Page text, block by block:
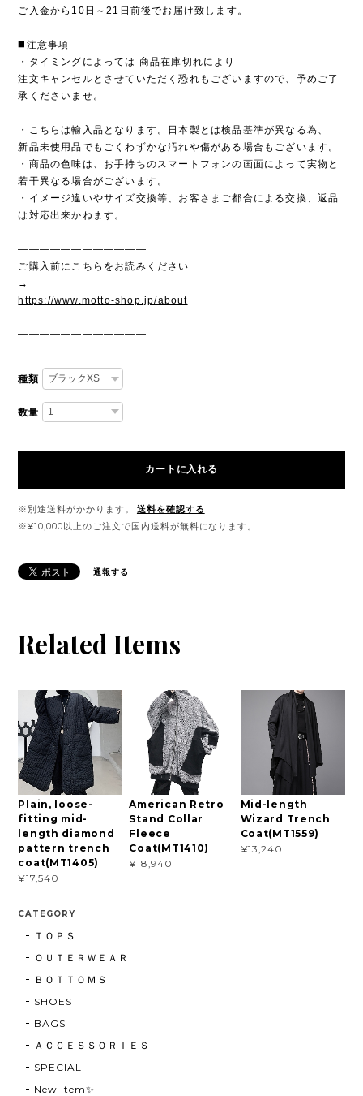
ご入金から10日～21日前後でお届け致します。
◼️注意事項
・タイミングによっては 商品在庫切れにより
注文キャンセルとさせていただく恐れもございますので、予めご了
承くださいませ。
・こちらは輸入品となります。日本製とは検品基準が異なる為、
新品未使用品でもごくわずかな汚れや傷がある場合もございます。
・商品の色味は、お手持ちのスマートフォンの画面によって実物と
若干異なる場合がございます。
・イメージ違いやサイズ交換等、お客さまご都合による交換、返品
は対応出来かねます。
————————————
ご購入前にこちらをお読みください
→
https://www.motto-shop.jp/about
————————————
種類
数量
カートに入れる
※別途送料がかかります。
送料を確認する
※¥10,000以上のご注文で国内送料が無料になります。
通報する
Related Items
Plain, loose-
fitting mid-
length diamond
pattern trench
coat(MT1405)
¥17,540
American Retro
Stand Collar
Fleece
Coat(MT1410)
¥18,940
Mid-length
Wizard Trench
Coat(MT1559)
¥13,240
CATEGORY
ＴＯＰＳ
ＯＵＴＥＲＷＥＡＲ
ＢＯＴＴＯＭＳ
SHOES
BAGS
ＡＣＣＥＳＳＯＲＩＥＳ
SPECIAL
New Item✨